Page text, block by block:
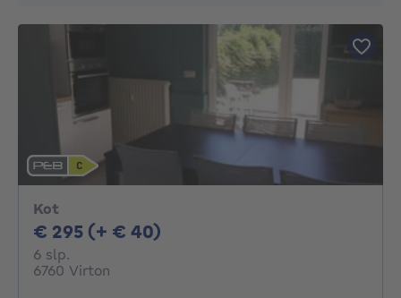
Kot
€ 295 (+ € 40)
6 slp.
6760 Virton